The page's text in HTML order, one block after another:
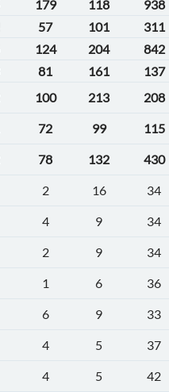
179 118
938
57 101
311
124 204
842
81 161
137
100 213
208
72 99
115
78 132
430
2 16
34
4 9
34
2 9
34
1 6
36
6 9
33
4 5
37
4 5 42